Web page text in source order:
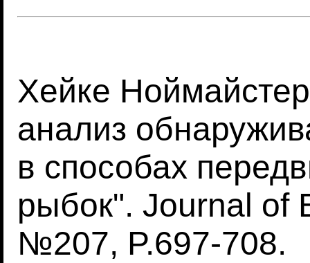
Хейке
анализ
в способах
рыбок". Journal of
№207, P.697-708.